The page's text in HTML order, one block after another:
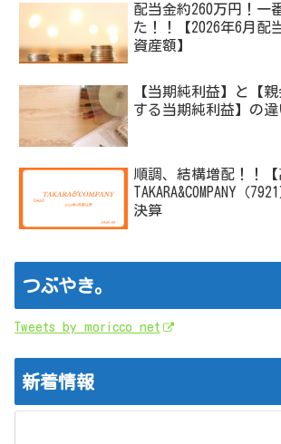
配当金約260万円！一
た！！【2026年6月配
資産額】
【当期純利益】と【
する当期純利益】の違
順調、結構増配！！【
TAKARA&COMPANY（
決算
つぶやき。
Tweets by moricco_net
新着情報